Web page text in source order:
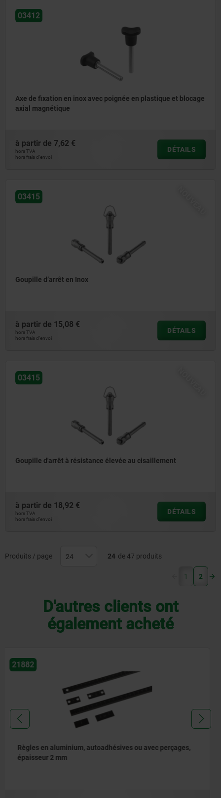
03412
Axe de fixation en inox avec poignée en plastique et blocage
axial magnétique
à partir de 7,62 €
hors TVA
hors frais d’envoi
DÉTAILS
03415
Goupille d’arrêt en Inox
à partir de 15,08 €
hors TVA
hors frais d’envoi
DÉTAILS
03415
Goupille d'arrêt à résistance élevée au cisaillement
à partir de 18,92 €
hors TVA
hors frais d’envoi
DÉTAILS
Produits / page 24 de 47 produits
1 (current)
2
D'autres clients ont
également acheté
21884
Règles en aluminium, autoadhésives ou avec perçages,
épaisseur 6 mm